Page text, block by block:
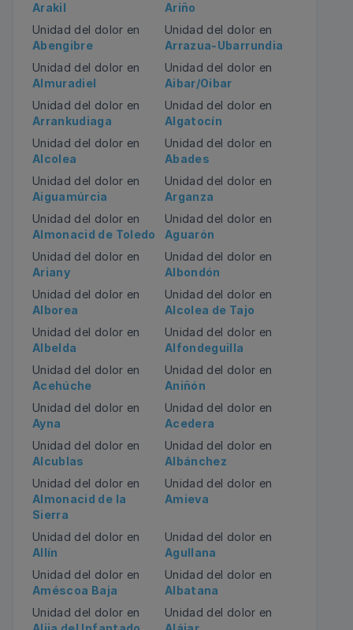
Arakil
Ariño
Unidad del dolor en
Abengibre
Unidad del dolor en
Arrazua-Ubarrundia
Unidad del dolor en
Almuradiel
Unidad del dolor en
Aibar/Oibar
Unidad del dolor en
Arrankudiaga
Unidad del dolor en
Algatocín
Unidad del dolor en
Alcolea
Unidad del dolor en
Abades
Unidad del dolor en
Aiguamúrcia
Unidad del dolor en
Arganza
Unidad del dolor en
Almonacid de Toledo
Unidad del dolor en
Aguarón
Unidad del dolor en
Ariany
Unidad del dolor en
Albondón
Unidad del dolor en
Alborea
Unidad del dolor en
Alcolea de Tajo
Unidad del dolor en
Albelda
Unidad del dolor en
Alfondeguilla
Unidad del dolor en
Acehúche
Unidad del dolor en
Aniñón
Unidad del dolor en
Ayna
Unidad del dolor en
Acedera
Unidad del dolor en
Alcublas
Unidad del dolor en
Albánchez
Unidad del dolor en
Almonacid de la
Sierra
Unidad del dolor en
Amieva
Unidad del dolor en
Allín
Unidad del dolor en
Agullana
Unidad del dolor en
Améscoa Baja
Unidad del dolor en
Albatana
Unidad del dolor en
Unidad del dolor en